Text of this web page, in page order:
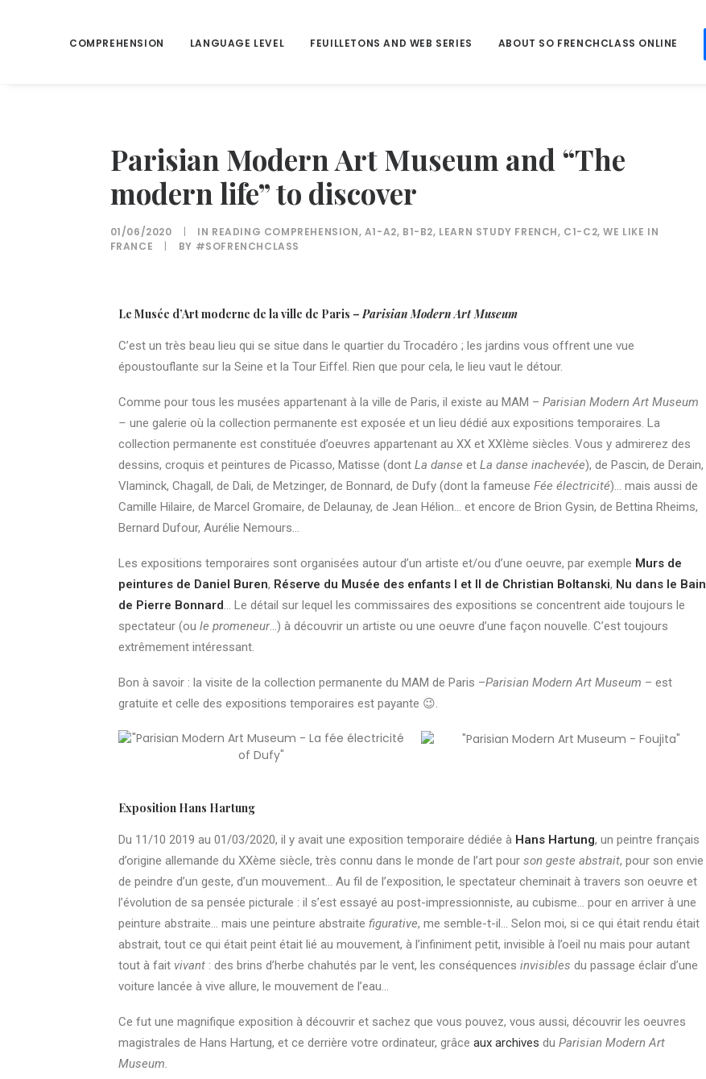
COMPREHENSION LANGUAGE LEVEL FEUILLETONS AND WEB SERIES ABOUT SO FRENCHCLASS ONLINE
Parisian Modern Art Museum and “The
modern life” to discover
01/06/2020 | IN READING COMPREHENSION, A1-A2, B1-B2, LEARN STUDY FRENCH, C1-C2,WE LIKE IN
FRANCE
| BY #SOFRENCHCLASS
Le Musée d’Art moderne de la ville de Paris –Parisian Modern Art Museum
C’est un très beau lieu qui se situe dans le quartier du Trocadéro ; les jardins vous offrent une vue
époustouflante sur la Seine et la Tour Eiffel. Rien que pour cela, le lieu vaut le détour.
Comme pour tous les musées appartenant à la ville de Paris, il existe au MAM – Parisian Modern Art Museum
– une galerie où la collection permanente est exposée et un lieu dédié aux expositions temporaires. La
collection permanente est constituée d’oeuvres appartenant au XX et XXIème siècles. Vous y admirerez des
dessins, croquis et peintures de Picasso, Matisse (dontLa danse et La danse inachevée), de Pascin, de Derain,
Vlaminck, Chagall, de Dali, de Metzinger, de Bonnard, de Dufy (dont la fameuse Fée électricité)… mais aussi de
Camille Hilaire, de Marcel Gromaire, de Delaunay, de Jean Hélion… et encore de Brion Gysin, de Bettina Rheims,
Bernard Dufour, Aurélie Nemours…
Les expositions temporaires sont organisées autour d’un artiste et/ou d’une oeuvre, par exemple Murs de
peintures de Daniel Buren, Réserve du Musée des enfants I et II de Christian Boltanski, Nu dans le Bain
de Pierre Bonnard… Le détail sur lequel les commissaires des expositions se concentrent aide toujours le
spectateur (ou le promeneur…) à découvrir un artiste ou une oeuvre d’une façon nouvelle. C’est toujours
extrêmement intéressant.
Bon à savoir : la visite de la collection permanente du MAM de Paris –Parisian Modern Art Museum – est
gratuite et celle des expositions temporaires est payante 😉.
Exposition Hans Hartung
Du 11/10 2019 au 01/03/2020, il y avait une exposition temporaire dédiée à Hans Hartung, un peintre français
d’origine allemande du XXème siècle, très connu dans le monde de l’art pour son geste abstrait, pour son envie
de peindre d’un geste, d’un mouvement… Au fil de l’exposition, le spectateur cheminait à travers son oeuvre et
l’évolution de sa pensée picturale : il s’est essayé au post-impressionniste, au cubisme… pour en arriver à une
peinture abstraite… mais une peinture abstraite figurative, me semble-t-il… Selon moi, si ce qui était rendu était
abstrait, tout ce qui était peint était lié au mouvement, à l’infiniment petit, invisible à l’oeil nu mais pour autant
tout à fait vivant: des brins d’herbe chahutés par le vent, les conséquences invisibles du passage éclair d’une
voiture lancée à vive allure, le mouvement de l’eau…
Ce fut une magnifique exposition à découvrir et sachez que vous pouvez, vous aussi, découvrir les oeuvres
magistrales de Hans Hartung, et ce derrière votre ordinateur, grâce aux archives du Parisian Modern Art
Museum.